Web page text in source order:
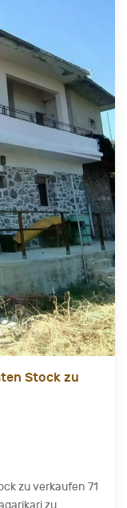
Stock zu
zu verkaufen 71
zu